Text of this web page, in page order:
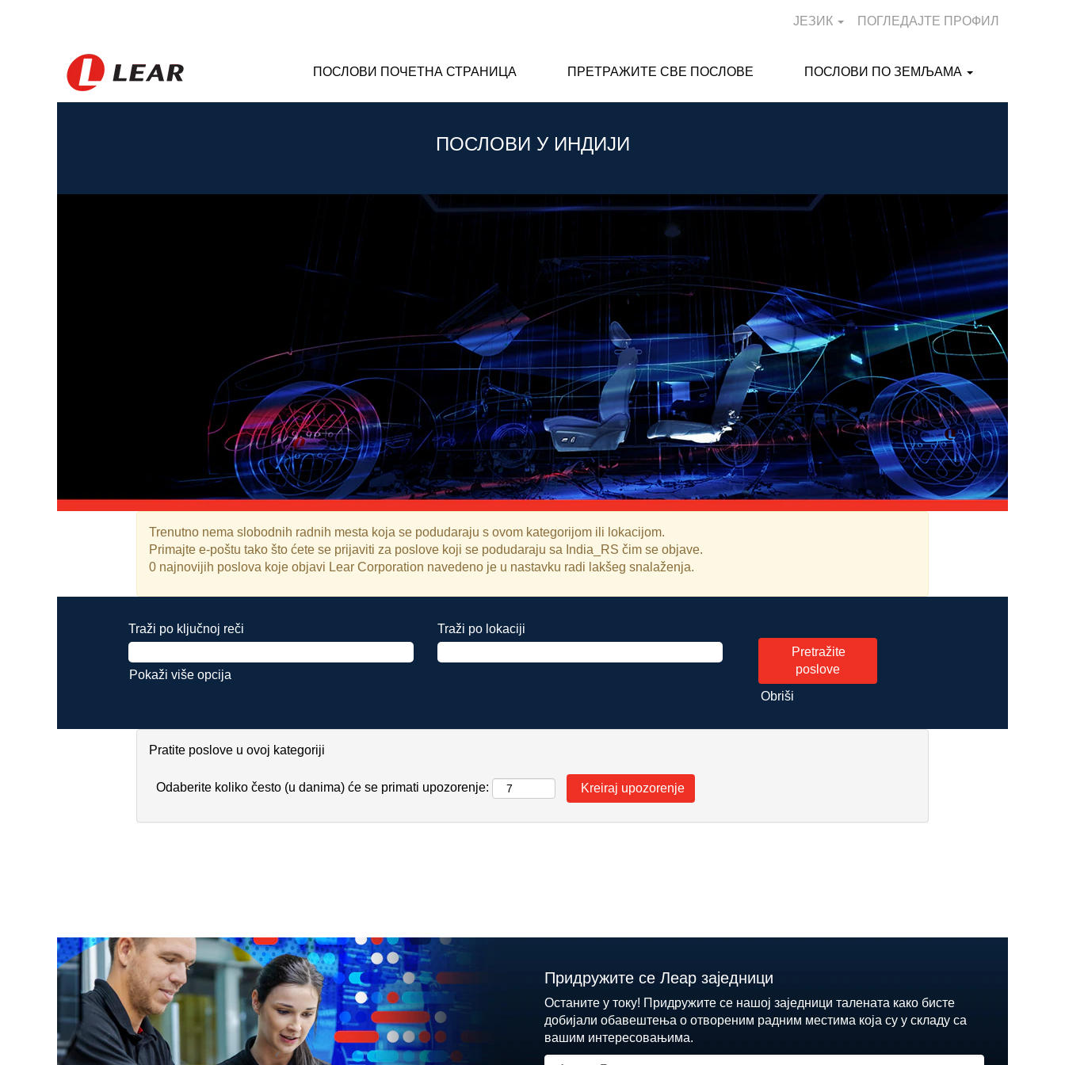
ЈЕЗИК ПОГЛЕДАЈТЕ ПРОФИЛ
ПОСЛОВИ ПОЧЕТНА СТРАНИЦА ПРЕТРАЖИТЕ СВЕ ПОСЛОВЕ ПОСЛОВИ ПО ЗЕМЉАМА
ПОСЛОВИ У ИНДИЈИ
Trenutno nema slobodnih radnih mesta koja se podudaraju s ovom kategorijom ili lokacijom.
Primajte e-poštu tako što ćete se prijaviti za poslove koji se podudaraju sa India_RS čim se objave.
0 najnovijih poslova koje objavi Lear Corporation navedeno je u nastavku radi lakšeg snalaženja.
Traži po ključnoj reči Traži po lokaciji
Pokaži više opcija
Obriši
Pratite poslove u ovoj kategoriji
Odaberite koliko često (u danima) će se primati upozorenje:
Придружите се Леар заједници
Останите у току! Придружите се нашој заједници талената како бисте
добијали обавештења о отвореним радним местима која су у складу са
вашим интересовањима.